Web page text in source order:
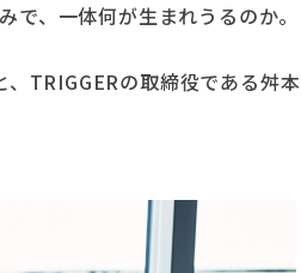
、一体何が生まれうるのか。
TRIGGERの取締役である舛本